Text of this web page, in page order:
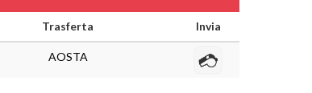
Trasferta Invia
AOSTA